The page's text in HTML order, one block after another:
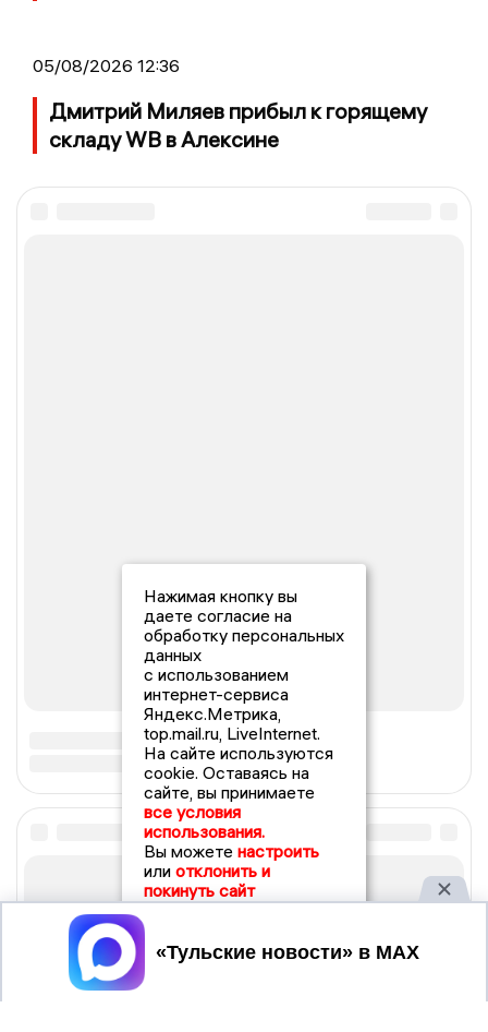
05/08/2026 12:36
Дмитрий Миляев прибыл к горящему
складу WB в Алексине
Нажимая кнопку вы
даете согласие на
обработку персональных
данных
с использованием
интернет-сервиса
Яндекс.Метрика,
top.mail.ru, LiveInternet.
На сайте используются
cookie. Оставаясь на
сайте, вы принимаете
все условия
использования.
Вы можете настроить
или отклонить и
покинуть сайт
Принять